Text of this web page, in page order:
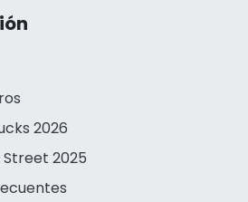
2026
2025